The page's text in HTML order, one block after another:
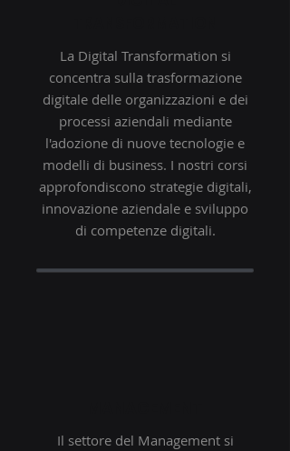
La Digital Transformation si
concentra sulla trasformazione
digitale delle organizzazioni e dei
processi aziendali mediante
l'adozione di nuove tecnologie e
modelli di business. I nostri corsi
approfondiscono strategie digitali,
innovazione aziendale e sviluppo
di competenze digitali.
Il settore del Management si